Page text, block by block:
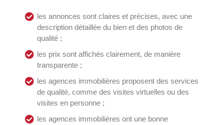
les annonces sont claires et précises, avec une
description détaillée du bien et des photos de
qualité ;
les prix sont affichés clairement, de manière
transparente ;
les agences immobilières proposent des services
de qualité, comme des visites virtuelles ou des
visites en personne ;
les agences immobilières ont une bonne